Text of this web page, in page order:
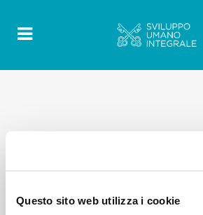
Questo sito web utilizza i cookie